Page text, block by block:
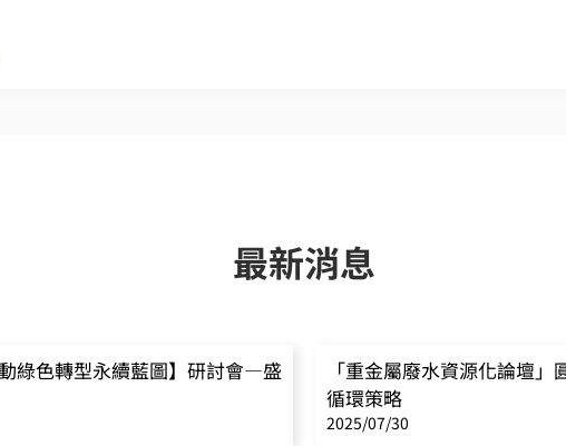
最新消息
綠色轉型永續藍圖】研討會—盛
「重金屬廢水資源化論壇
循環策略
2025/07/30